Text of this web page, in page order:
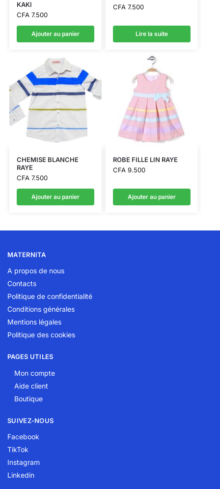
KAKI
CFA7.500
Ajouter au panier
CFA7.500
Lire la suite
CHEMISE BLANCHE
RAYE
CFA7.500
Ajouter au panier
ROBE FILLE LIN RAYE
CFA9.500
Ajouter au panier
MATERNITA
A propos de nous
Contacts
Politique de confidentialité
Conditions générales
Mentions légales
Politique des cookies
PAGES UTILES
Mon compte
Aide client
Boutique
SUIVEZ-NOUS
Facebook
TikTok
Instagram
Linkedin